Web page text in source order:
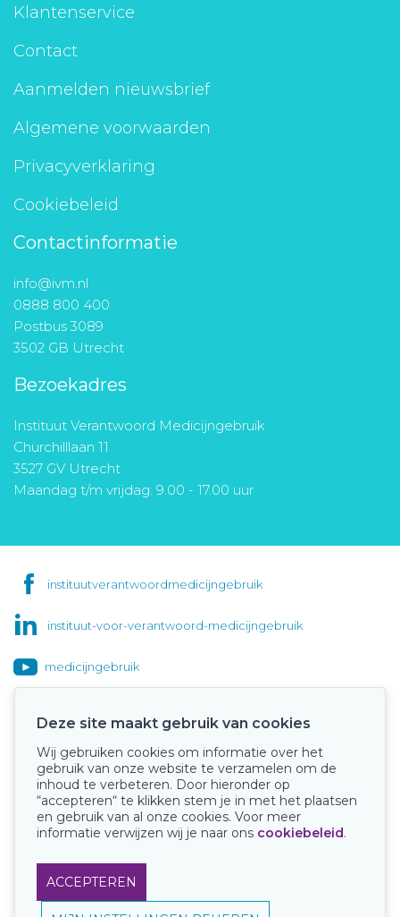
Klantenservice
Contact
Aanmelden nieuwsbrief
Algemene voorwaarden
Privacyverklaring
Cookiebeleid
Contactinformatie
info@ivm.nl
0888 800 400
Postbus 3089
3502 GB Utrecht
Bezoekadres
Instituut Verantwoord Medicijngebruik
Churchilllaan 11
3527 GV Utrecht
Maandag t/m vrijdag: 9.00 - 17.00 uur
instituutverantwoordmedicijngebruik
instituut-voor-verantwoord-medicijngebruik
medicijngebruik
Onze keurmerken
Deze site maakt gebruik van cookies
Wij gebruiken cookies om informatie over het
gebruik van onze website te verzamelen om de
inhoud te verbeteren. Door hieronder op
“accepteren“ te klikken stem je in met het plaatsen
en gebruik van al onze cookies. Voor meer
informatie verwijzen wij je naar ons cookiebeleid.
ACCEPTEREN